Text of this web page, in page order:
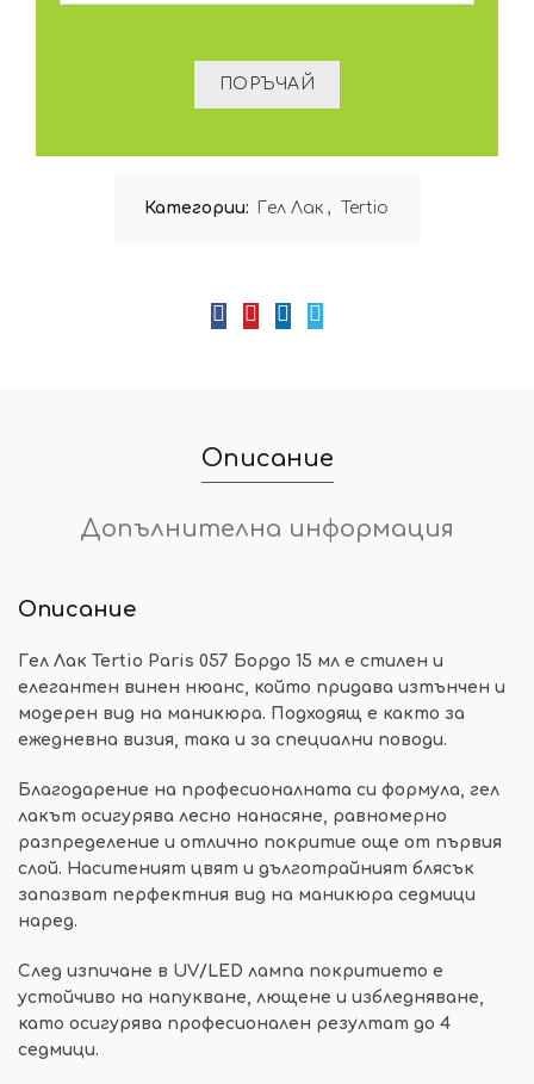
Категории: Гел Лак , Tertio
Описание
Допълнителна информация
Описание
Гел Лак Tertio Paris 057 Бордо 15 мл е стилен и
елегантен винен нюанс, който придава изтънчен и
модерен вид на маникюра. Подходящ е както за
ежедневна визия, така и за специални поводи.
Благодарение на професионалната си формула, гел
лакът осигурява лесно нанасяне, равномерно
разпределение и отлично покритие още от първия
слой. Наситеният цвят и дълготрайният блясък
запазват перфектния вид на маникюра седмици
наред.
След изпичане в UV/LED лампа покритието е
устойчиво на напукване, лющене и избледняване,
като осигурява професионален резултат до 4
седмици.